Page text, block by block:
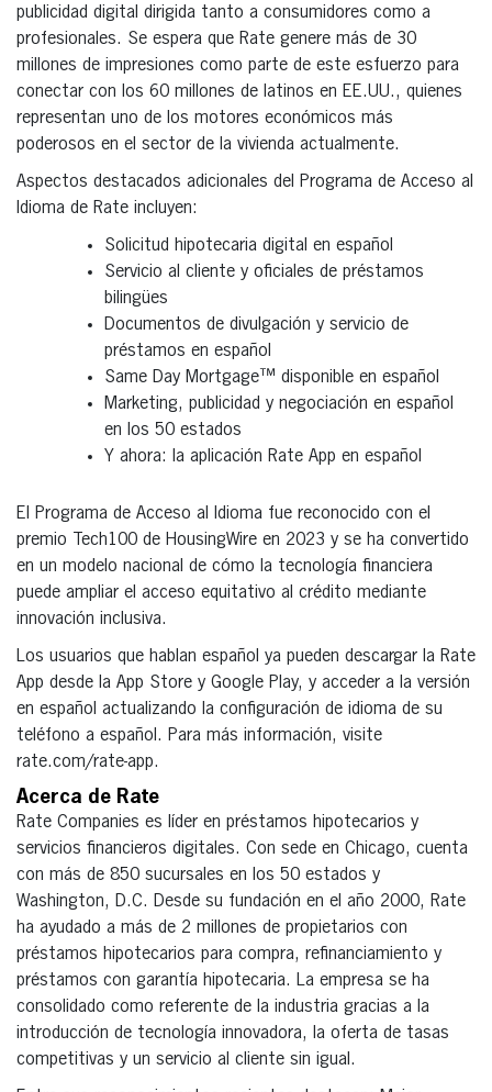
publicidad digital dirigida tanto a consumidores como a
profesionales. Se espera que Rate genere más de 30
millones de impresiones como parte de este esfuerzo para
conectar con los 60 millones de latinos en EE.UU., quienes
representan uno de los motores económicos más
poderosos en el sector de la vivienda actualmente.
Aspectos destacados adicionales del Programa de Acceso al
Idioma de Rate incluyen:
Solicitud hipotecaria digital en español
Servicio al cliente y oficiales de préstamos
bilingües
Documentos de divulgación y servicio de
préstamos en español
Same Day Mortgage™ disponible en español
Marketing, publicidad y negociación en español
en los 50 estados
Y ahora: la aplicación Rate App en español
El Programa de Acceso al Idioma fue reconocido con el
premio Tech100 de HousingWire en 2023 y se ha convertido
en un modelo nacional de cómo la tecnología financiera
puede ampliar el acceso equitativo al crédito mediante
innovación inclusiva.
Los usuarios que hablan español ya pueden descargar la Rate
App desde la App Store y Google Play, y acceder a la versión
en español actualizando la configuración de idioma de su
teléfono a español. Para más información, visite
rate.com/rate-app.
Acerca de Rate
Rate Companies es líder en préstamos hipotecarios y
servicios financieros digitales. Con sede en Chicago, cuenta
con más de 850 sucursales en los 50 estados y
Washington, D.C. Desde su fundación en el año 2000, Rate
ha ayudado a más de 2 millones de propietarios con
préstamos hipotecarios para compra, refinanciamiento y
préstamos con garantía hipotecaria. La empresa se ha
consolidado como referente de la industria gracias a la
introducción de tecnología innovadora, la oferta de tasas
competitivas y un servicio al cliente sin igual.